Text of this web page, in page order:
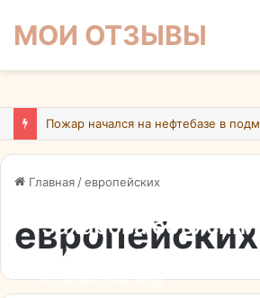
МОИ ОТЗЫВЫ
Главная /европейских
европейских
Захарова объяснила
милитаризацию
европейских стран
3 недели тому назад